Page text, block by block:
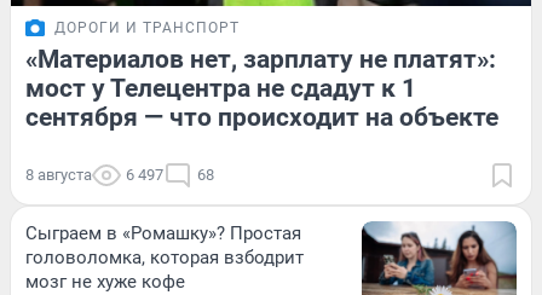
ДОРОГИ И ТРАНСПОРТ
«Материалов нет, зарплату не платят»:
мост у Телецентра не сдадут к 1
сентября — что происходит на объекте
8 августа 6 497 68
Сыграем в «Ромашку»? Простая
головоломка, которая взбодрит
мозг не хуже кофе